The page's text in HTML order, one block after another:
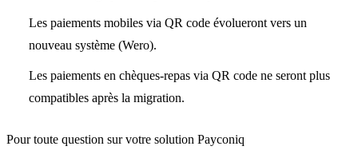
Les paiements mobiles via QR code évolueront vers un
nouveau système (Wero).
Les paiements en chèques-repas via QR code ne seront plus
compatibles après la migration.
Pour toute question sur votre solution Payconiq